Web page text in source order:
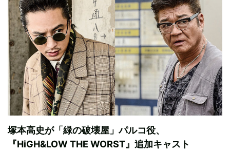
塚本高史が「緑の破壊屋」パルコ役、
『HiGH&LOW THE WORST』追加キャスト